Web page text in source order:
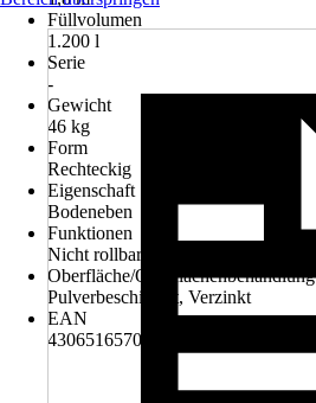
Füllvolumen
1.200 l
Serie
-
Gewicht
46 kg
Form
Rechteckig
Eigenschaft
Bodeneben
Funktionen
Nicht rollbar
Oberfläche/Oberflächenbehandlung
Pulverbeschichtet, Verzinkt
EAN
4306516570935